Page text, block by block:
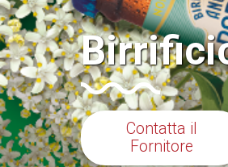
Contatta il
Fornitore